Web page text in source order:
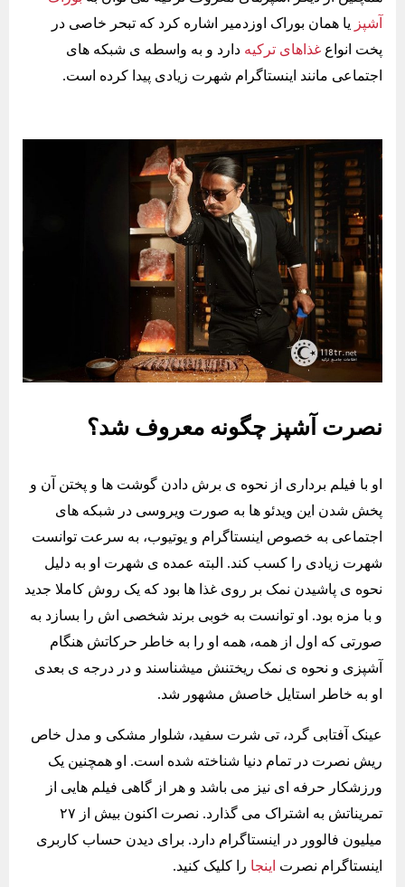
آشپز یا همان بوراک اوزدمیر اشاره کرد که تبحر خاصی در
پخت انواع غذاهای ترکیه دارد و به واسطه ی شبکه های
اجتماعی مانند اینستاگرام شهرت زیادی پیدا کرده است.
نصرت آشپز چگونه معروف شد؟
او با فیلم برداری از نحوه ی برش دادن گوشت ها و پختن آن و
پخش شدن این ویدئو ها به صورت ویروسی در شبکه های
اجتماعی به خصوص اینستاگرام و یوتیوب، به سرعت توانست
شهرت زیادی را کسب کند. البته عمده ی شهرت او به دلیل
نحوه ی پاشیدن نمک بر روی غذا ها بود که یک روش کاملا جدید
و با مزه بود. او توانست به خوبی برند شخصی اش را بسازد به
صورتی که اول از همه، همه او را به خاطر حرکاتش هنگام
آشپزی و نحوه ی نمک ریختنش میشناسند و در درجه ی بعدی
او به خاطر استایل خاصش مشهور شد.
عینک آفتابی گرد، تی شرت سفید، شلوار مشکی و مدل خاص
ریش نصرت در تمام دنیا شناخته شده است. او همچنین یک
ورزشکار حرفه ای نیز می باشد و هر از گاهی فیلم هایی از
تمریناتش به اشتراک می گذارد. نصرت اکنون بیش از ۲۷
میلیون فالوور در اینستاگرام دارد. برای دیدن حساب کاربری
اینستاگرام نصرت اینجا را کلیک کنید.